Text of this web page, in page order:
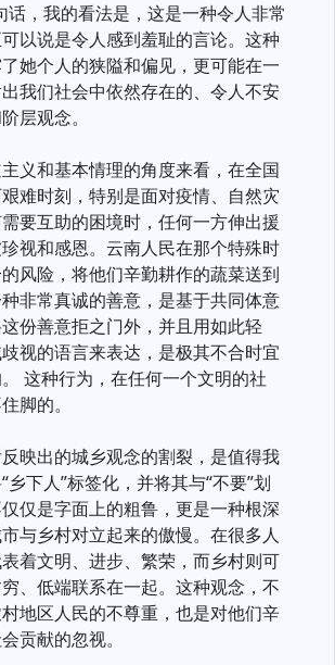
话，我的看法是，这是一种令人非常
以说是令人感到羞耻的言论。这种
她个人的狭隘和偏见，更可能在一
我们社会中依然存在的、令人不安
层观念。
义和基本情理的角度来看，在全国
难时刻，特别是面对疫情、自然灾
要互助的困境时，任何一方伸出援
视和感恩。云南人民在那个特殊时
风险，将他们辛勤耕作的蔬菜送到
非常真诚的善意，是基于共同体意
份善意拒之门外，并且用如此轻
视的语言来表达，是极其不合时宜
这种行为，在任何一个文明的社
脚的。
映出的城乡观念的割裂，是值得我
乡下人”标签化，并将其与“不要”划
仅是字面上的粗鲁，更是一种根深
与乡村对立起来的傲慢。在很多人
着文明、进步、繁荣，而乡村则可
、低端联系在一起。这种观念，不
地区人民的不尊重，也是对他们辛
贡献的忽视。